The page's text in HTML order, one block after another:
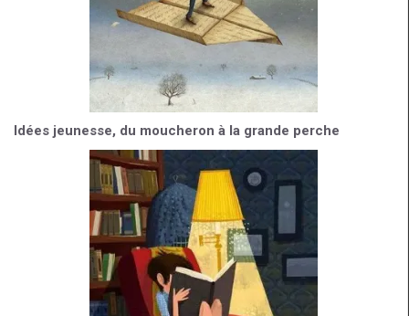
Idées jeunesse, du moucheron à la grande perche